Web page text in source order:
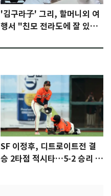
'김구라子' 그리, 할머니외 여
행서 "친모 전라도에 잘 있
SF 이정후, 디트로이트전 결
승 2타점 적시타…5-2 승리 견